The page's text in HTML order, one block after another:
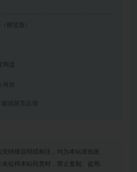
横竖版）
网盘
有效
或留言反馈
特殊说明或标注，均为本站原创发
征得本站同意时，禁止复制、盗用、